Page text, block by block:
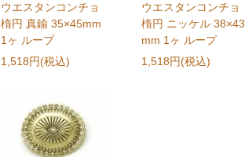
ウエスタンコンチョ
楕円 真鍮 35×45mm
1ヶ ループ
1,518円(税込)
ウエスタンコンチョ
楕円 ニッケル 38×43
mm 1ヶ ループ
1,518円(税込)